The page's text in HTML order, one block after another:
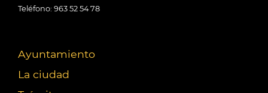
Teléfono: 963 52 54 78
Ayuntamiento
La ciudad